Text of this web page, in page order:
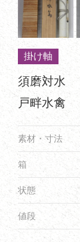
掛け軸
須磨対水
戸畔水禽
素材・寸法
箱
状態
値段